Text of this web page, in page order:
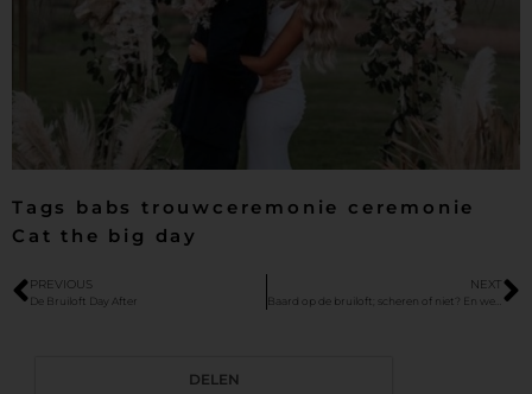
DELEN
Tags babs trouwceremonie ceremonie
Cat the big day
PREVIOUS
De Bruiloft Day After
NEXT
Baard op de bruiloft; scheren of niet? En welke vorm is hip?!